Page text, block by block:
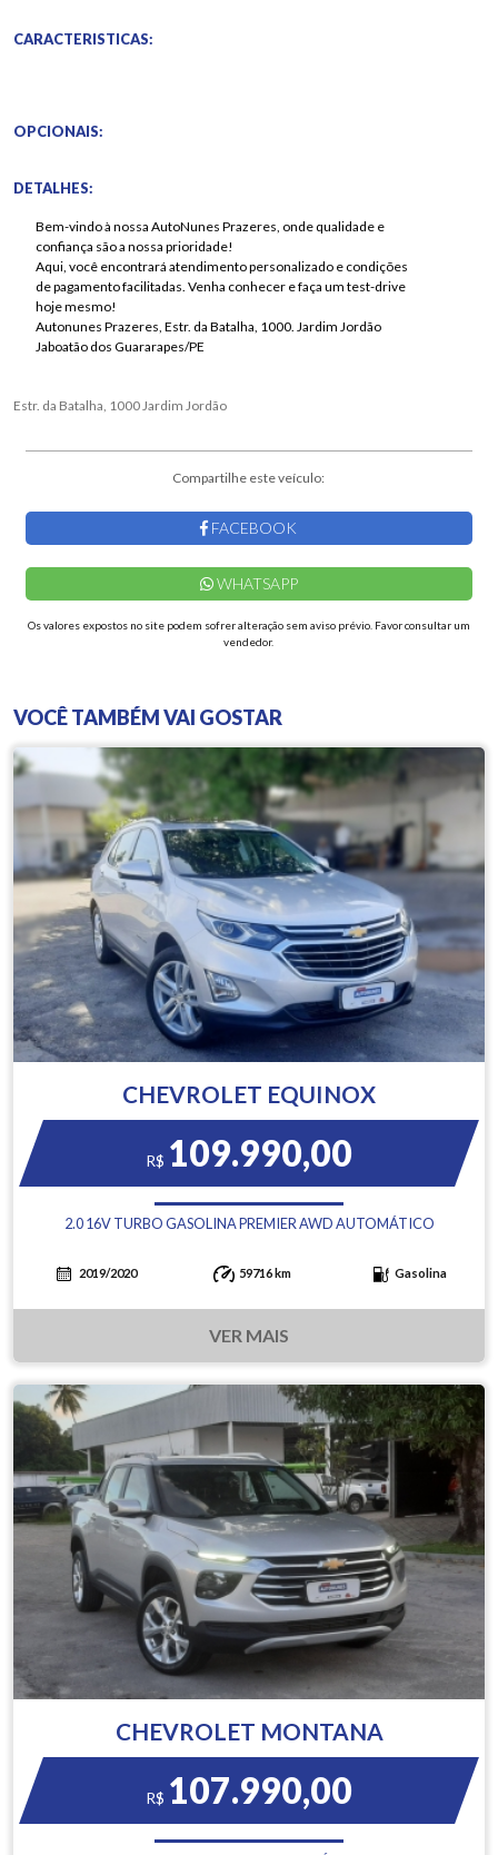
CARACTERISTICAS:
OPCIONAIS:
DETALHES:
Bem-vindo à nossa AutoNunes Prazeres, onde qualidade e
confiança são a nossa prioridade!
Aqui, você encontrará atendimento personalizado e condições
de pagamento facilitadas. Venha conhecer e faça um test-drive
hoje mesmo!
Autonunes Prazeres, Estr. da Batalha, 1000. Jardim Jordão
Jaboatão dos Guararapes/PE
Estr. da Batalha, 1000 Jardim Jordão
Compartilhe este veículo:
FACEBOOK
WHATSAPP
Os valores expostos no site podem sofrer alteração sem aviso prévio. Favor consultar um
vendedor.
VOCÊ TAMBÉM VAI GOSTAR
CHEVROLET EQUINOX
R$ 109.990,00
2.0 16V TURBO GASOLINA PREMIER AWD AUTOMÁTICO
2019/2020 59716 km Gasolina
VER MAIS
CHEVROLET MONTANA
R$ 107.990,00